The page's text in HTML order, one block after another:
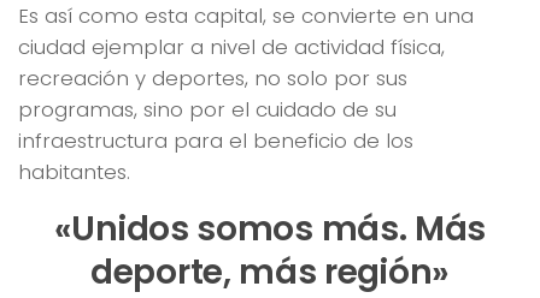
Es así como esta capital, se convierte en una
ciudad ejemplar a nivel de actividad física,
recreación y deportes, no solo por sus
programas, sino por el cuidado de su
infraestructura para el beneficio de los
habitantes.
«Unidos somos más. Más
deporte, más región»